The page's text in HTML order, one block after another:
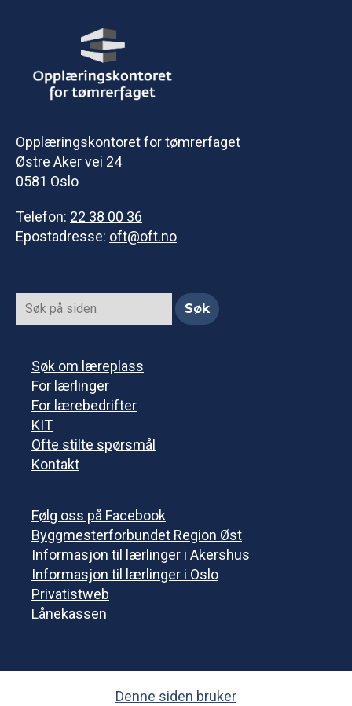
Opplæringskontoret for tømrerfaget
Østre Aker vei 24
0581 Oslo
Telefon: 22 38 00 36
Epostadresse: oft@oft.no
Søk om læreplass
For lærlinger
For lærebedrifter
KIT
Ofte stilte spørsmål
Kontakt
Følg oss på Facebook
Byggmesterforbundet Region Øst
Informasjon til lærlinger i Akershus
Informasjon til lærlinger i Oslo
Privatistweb
Lånekassen
Denne siden bruker